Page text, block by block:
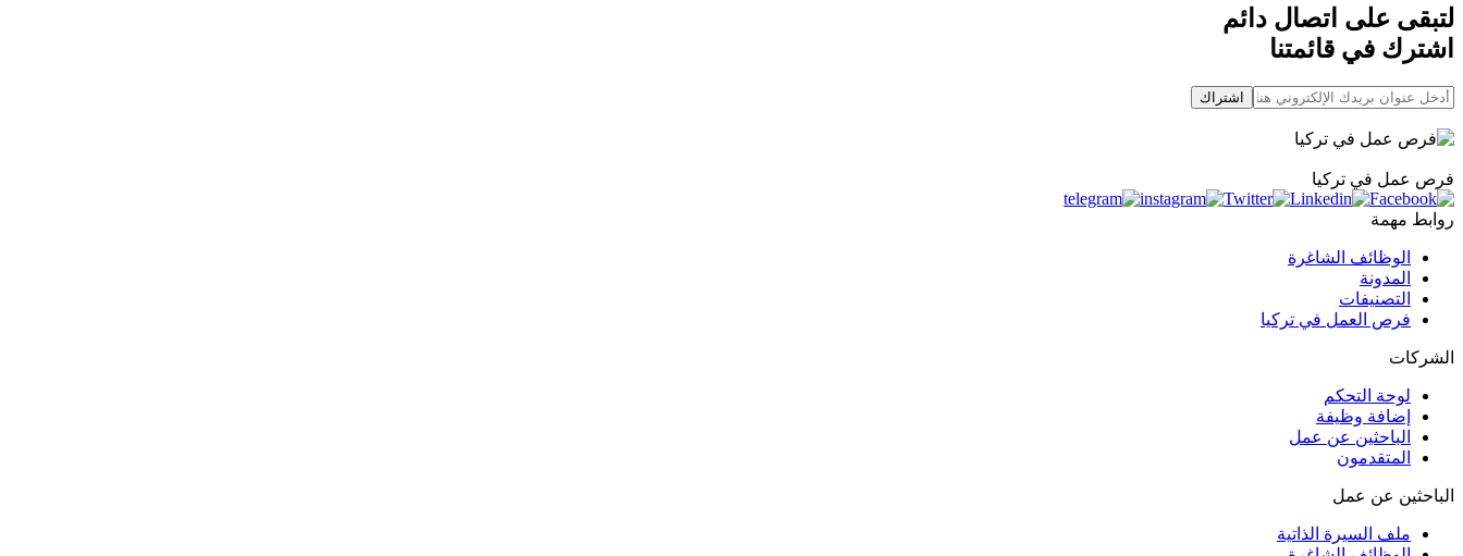
لتبقى على اتصال دائم
اشترك في قائمتنا
اشتراك
فرص عمل في تركيا
روابط مهمة
الوظائف الشاغرة
المدونة
التصنيفات
فرص العمل في تركيا
الشركات
لوحة التحكم
إضافة وظيفة
الباحثين عن عمل
المتقدمون
الباحثين عن عمل
ملف السيرة الذاتية